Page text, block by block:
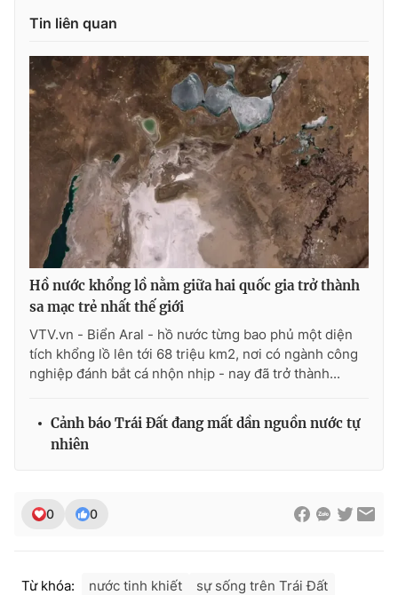
Tin liên quan
Hồ nước khổng lồ nằm giữa hai quốc gia trở thành
sa mạc trẻ nhất thế giới
VTV.vn - Biển Aral - hồ nước từng bao phủ một diện
tích khổng lồ lên tới 68 triệu km2, nơi có ngành công
nghiệp đánh bắt cá nhộn nhịp - nay đã trở thành...
Cảnh báo Trái Đất đang mất dần nguồn nước tự
nhiên
0 0
Từ khóa: nước tinh khiết
sự sống trên Trái Đất